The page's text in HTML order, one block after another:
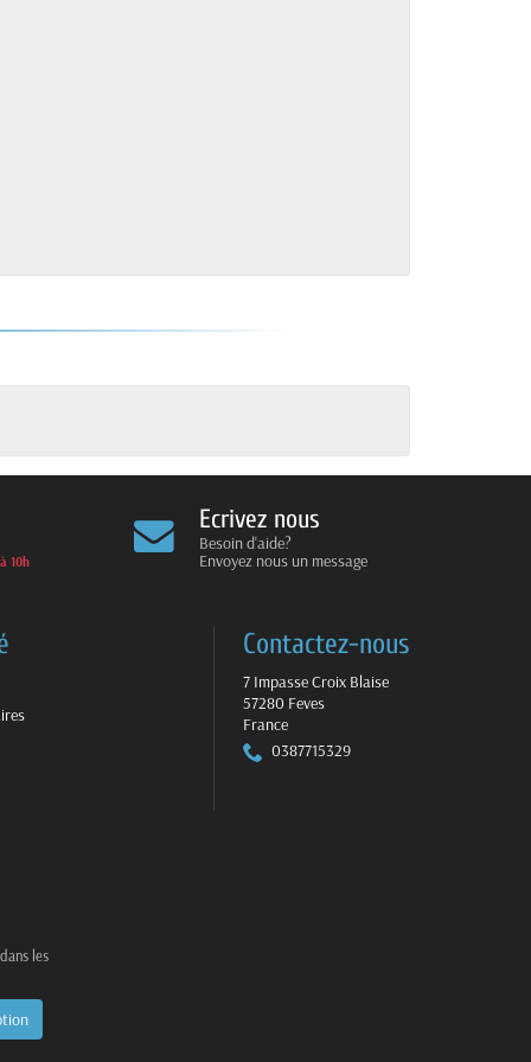
10h
Ecrivez nous
Besoin d'aide?
Envoyez nous un message
Contactez-nous
7 Impasse Croix Blaise
57280 Feves
France
0387715329
les